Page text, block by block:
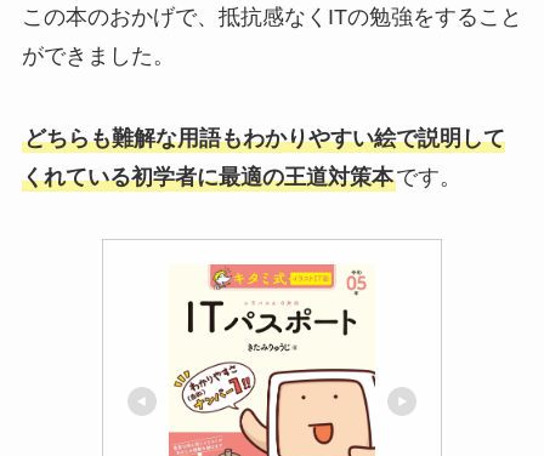
この本のおかげで、抵抗感なくITの勉強をすること
ができました。
どちらも難解な用語もわかりやすい絵で説明して
くれている初学者に最適の王道対策本です。